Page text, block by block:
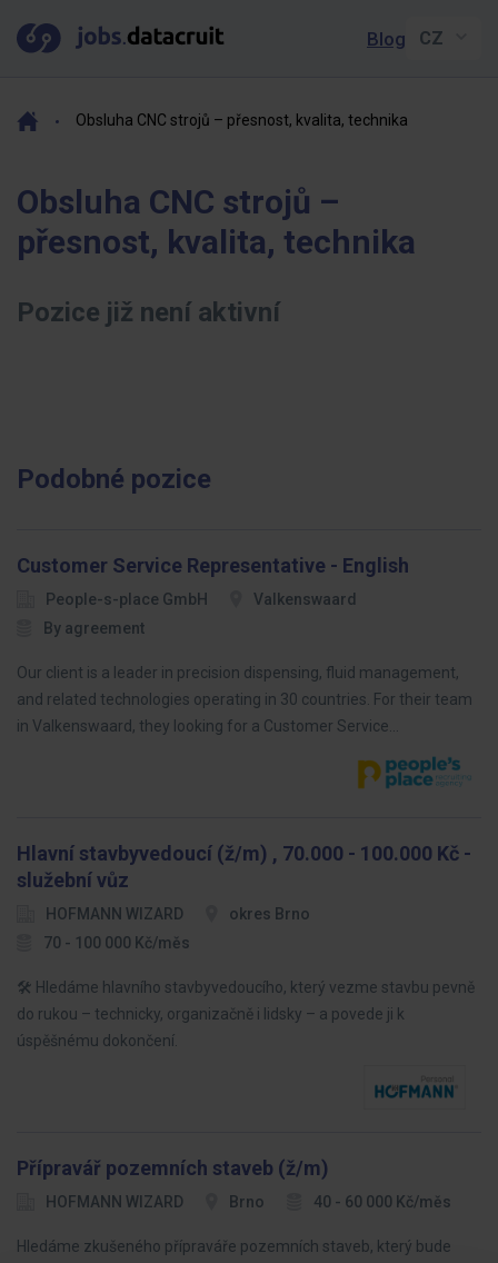
Blog
Obsluha CNC strojů – přesnost, kvalita, technika
Obsluha CNC strojů –
přesnost, kvalita, technika
Pozice již není aktivní
Podobné pozice
Customer Service Representative - English
People-s-place GmbH
Valkenswaard
By agreement
Our client is a leader in precision dispensing, fluid management,
and related technologies operating in 30 countries. For their team
in Valkenswaard, they looking for a Customer Service…
Hlavní stavbyvedoucí (ž/m) , 70.000 - 100.000 Kč -
služební vůz
HOFMANN WIZARD
okres Brno
70 - 100 000 Kč/měs
🛠️ Hledáme hlavního stavbyvedoucího, který vezme stavbu pevně
do rukou – technicky, organizačně i lidsky – a povede ji k
úspěšnému dokončení.
Přípravář pozemních staveb (ž/m)
HOFMANN WIZARD Brno 40 - 60 000 Kč/měs
Hledáme zkušeného přípraváře pozemních staveb, který bude